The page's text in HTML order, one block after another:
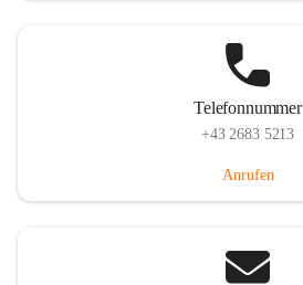
Telefonnummer
+43 2683 5213
Anrufen